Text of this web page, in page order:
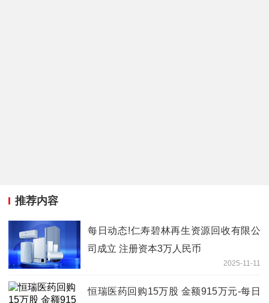
推荐内容
每日动态!仁寿碧林再生资源回收有限公
司成立 注册资本3万人民币
2025-11-11
恒瑞医药回购15万股 金额915万元-每日